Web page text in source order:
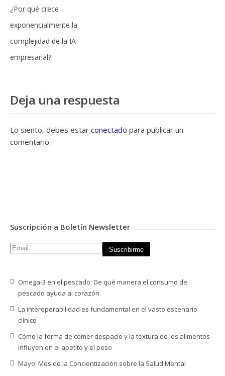
¿Por qué crece
exponencialmente la
complejidad de la IA
empresarial?
Deja una respuesta
Lo siento, debes estar conectado para publicar un
comentario.
Suscripción a Boletín Newsletter
Omega-3 en el pescado: De qué manera el consumo de
pescado ayuda al corazón.
La interoperabilidad es fundamental en el vasto escenario
clínico
Cómo la forma de comer despacio y la textura de los alimentos
influyen en el apetito y el peso
Mayo: Mes de la Concientización sobre la Salud Mental